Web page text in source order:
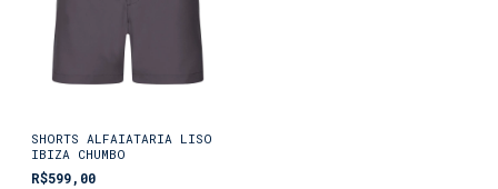
SHORTS ALFAIATARIA LISO
IBIZA CHUMBO
R$599,00